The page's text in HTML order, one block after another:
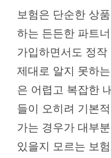
보험은 단순한 상
하는 든든한 파트
가입하면서도 정
제대로 알지 못하
은 어렵고 복잡한
들이 오히려 기본
가는 경우가 대부
있을지 모르는 보